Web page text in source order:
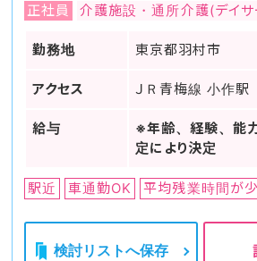
正社員 介護施設・通所介護(デイサ
勤務地 東京都羽村市
アクセス ＪＲ青梅線 小作駅
給与
※年齢、経験、能
定により決定
駅近 車通勤OK 平均残業時間が
検討リストへ保存